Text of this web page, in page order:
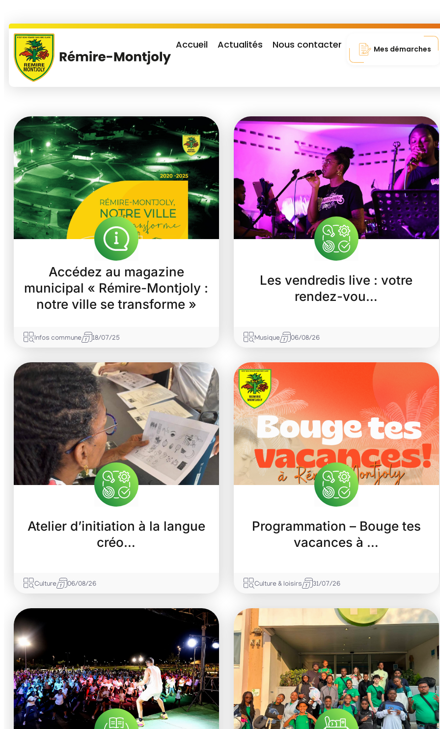
Accueil Actualités Nous contacter Mes démarches
Accédez au magazine
municipal « Rémire-Montjoly :
notre ville se transforme »
Infos commune 18/07/25
Les vendredis live : votre
rendez-vou…
Musique 06/08/26
Atelier d’initiation à la langue
créo…
Culture 06/08/26
Programmation – Bouge tes
vacances à …
Culture & loisirs 31/07/26
07
Août
2026
Les vendredis live !
Votre nouveau rendez-vous musical
En savoir +
Rémire-Montjoly